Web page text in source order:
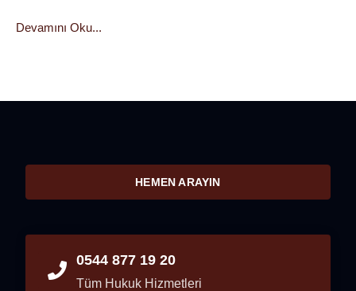
Devamını Oku...
HEMEN ARAYIN
0544 877 19 20
Tüm Hukuk Hizmetleri